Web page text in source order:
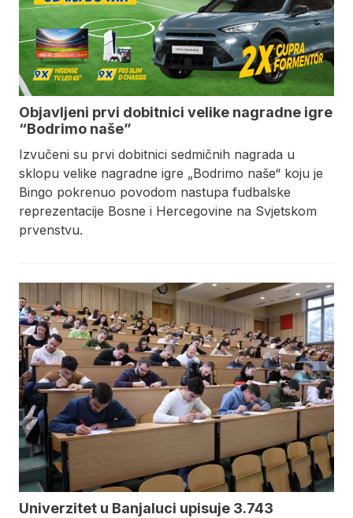
Objavljeni prvi dobitnici velike nagradne igre
“Bodrimo naše”
Izvučeni su prvi dobitnici sedmičnih nagrada u
sklopu velike nagradne igre „Bodrimo naše“ koju je
Bingo pokrenuo povodom nastupa fudbalske
reprezentacije Bosne i Hercegovine na Svjetskom
prvenstvu.
Univerzitet u Banjaluci upisuje 3.743